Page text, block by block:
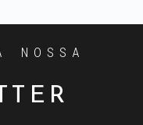
NOSSA